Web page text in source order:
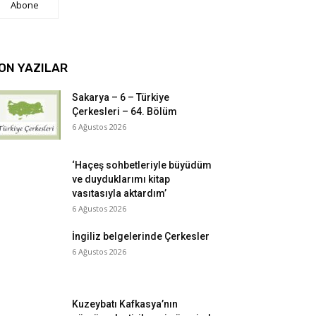
Abone
YAZILAR
Sakarya – 6 – Türkiye
Çerkesleri – 64. Bölüm
6 Ağustos 2026
‘Haçeş sohbetleriyle büyüdüm
ve duyduklarımı kitap
vasıtasıyla aktardım’
6 Ağustos 2026
İngiliz belgelerinde Çerkesler
6 Ağustos 2026
Kuzeybatı Kafkasya’nın